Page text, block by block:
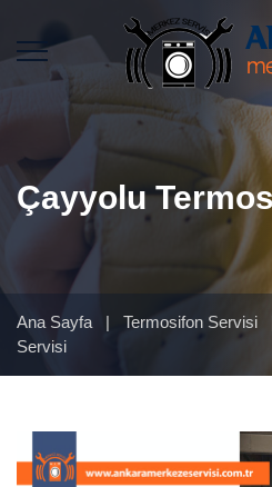
Çayyolu
Ana Sayfa | Termosifon Servisi
Servisi